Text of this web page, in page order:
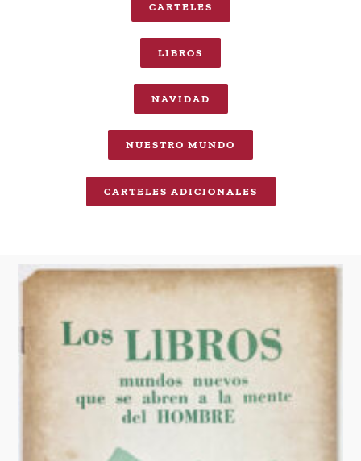
CARTELES
LIBROS
NAVIDAD
NUESTRO MUNDO
CARTELES ADICIONALES